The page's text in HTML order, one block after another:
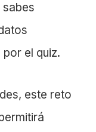
el quiz.
este reto